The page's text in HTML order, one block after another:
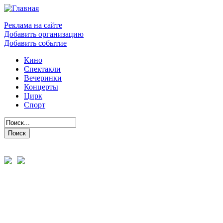
Реклама на сайте
Добавить организацию
Добавить событие
Кино
Спектакли
Вечеринки
Концерты
Цирк
Спорт